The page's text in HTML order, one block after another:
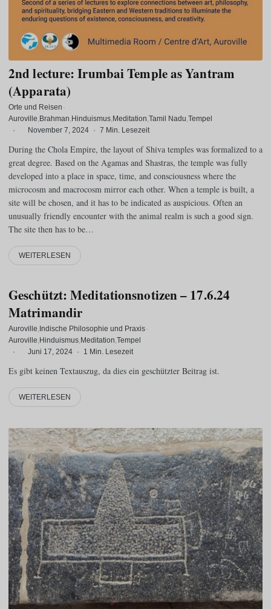
2nd lecture: Irumbai Temple as Yantram
(Apparata)
Orte und Reisen ·
Auroville Brahman Hinduismus Meditation Tamil Nadu Tempel
·
November 7, 2024 · 7 Min. Lesezeit
During the Chola Empire, the layout of Shiva temples was formalized to a
great degree. Based on the Agamas and Shastras, the temple was fully
developed into a place in space, time, and consciousness where the
microcosm and macrocosm mirror each other. When a temple is built, a
site will be chosen, and it has to be indicated as auspicious. Often an
unusually friendly encounter with the animal realm is such a good sign.
The site then has to be…
WEITERLESEN
Geschützt: Meditationsnotizen – 17.6.24
Matrimandir
Auroville Indische Philosophie und Praxis·
Auroville Hinduismus Meditation Tempel
·
Juni 17, 2024 · 1 Min. Lesezeit
Es gibt keinen Textauszug, da dies ein geschützter Beitrag ist.
WEITERLESEN